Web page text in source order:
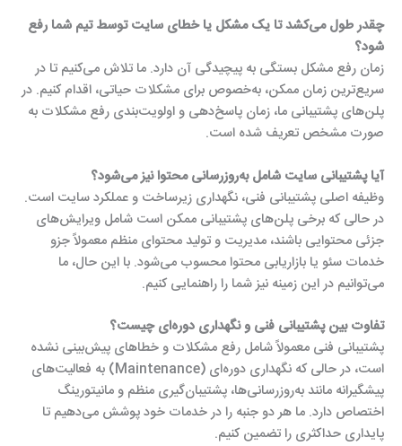
چقدر طول می‌کشد تا یک مشکل یا خطای سایت توسط تیم شما رفع
شود؟
زمان رفع مشکل بستگی به پیچیدگی آن دارد. ما تلاش می‌کنیم تا در
سریع‌ترین زمان ممکن، به‌خصوص برای مشکلات حیاتی، اقدام کنیم. در
پلن‌های پشتیبانی ما، زمان پاسخ‌دهی و اولویت‌بندی رفع مشکلات به
صورت مشخص تعریف شده است.
آیا پشتیبانی سایت شامل به‌روزرسانی محتوا نیز می‌شود؟
وظیفه اصلی پشتیبانی فنی، نگهداری زیرساخت و عملکرد سایت است.
در حالی که برخی پلن‌های پشتیبانی ممکن است شامل ویرایش‌های
جزئی محتوایی باشند، مدیریت و تولید محتوای منظم معمولاً جزو
خدمات سئو یا بازاریابی محتوا محسوب می‌شود. با این حال، ما
می‌توانیم در این زمینه نیز شما را راهنمایی کنیم.
تفاوت بین پشتیبانی فنی و نگهداری دوره‌ای چیست؟
پشتیبانی فنی معمولاً شامل رفع مشکلات و خطاهای پیش‌بینی نشده
است، در حالی که نگهداری دوره‌ای (Maintenance) به فعالیت‌های
پیشگیرانه مانند به‌روزرسانی‌ها، پشتیبان‌گیری منظم و مانیتورینگ
اختصاص دارد. ما هر دو جنبه را در خدمات خود پوشش می‌دهیم تا
پایداری حداکثری را تضمین کنیم.